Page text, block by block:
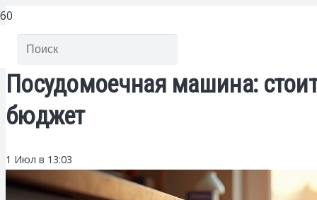
Посудомоечная машина:
бюджет
1 Июл в 13:03